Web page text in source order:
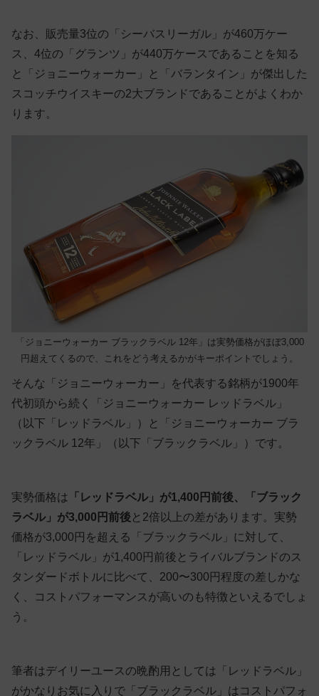
なお、販売量3位の「シーバスリーガル」が460万ケー
ス、4位の「グランツ」が440万ケースであることを知る
と「ジョニーウォーカー」と「バランタイン」が傑出した
スコッチウイスキーの2大ブランドであることがよくわか
ります。
「ジョニーウォーカー ブラックラベル 12年」は実勢価格がほぼ3,000
円超えてくるので、これをどう考えるかがキーポイントでしょう。
そんな「ジョニーウォーカー」を代表する銘柄が1900年
代初頭から続く「ジョニーウォーカー レッドラベル」
（以下「レッドラベル」）と「ジョニーウォーカー ブラ
ックラベル 12年」（以下「ブラックラベル」）です。
実勢価格は
「レッドラベル」が1,400円前後、「ブラック
ラベル」が3,000円前後 と2倍以上の差があります。実勢
価格が3,000円を超える「ブラックラベル」に対して、
「レッドラベル」が1,400円前後とライバルブランドのス
タンダードボトルに比べて、200〜300円程度の差しかな
く、コストパフォーマンスが高いのも特徴といえるでしょ
う。
筆者はデイリーユースの晩酌用としては「レッドラベル」
がかなりお気に入りで「ブラックラベル」はコストパフォ